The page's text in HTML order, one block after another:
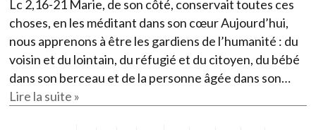
Lc 2,16-21 Marie, de son côté, conservait toutes ces
choses, en les méditant dans son cœur Aujourd’hui,
nous apprenons à être les gardiens de l’humanité : du
voisin et du lointain, du réfugié et du citoyen, du bébé
dans son berceau et de la personne âgée dans son…
Lire la suite »